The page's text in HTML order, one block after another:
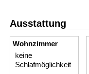
Ausstattung
Wohnzimmer
keine
Schlafmöglichkeit